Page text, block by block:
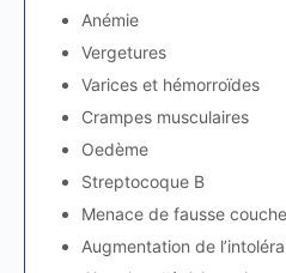
Anémie
Vergetures
Varices et hémorroïdes
Crampes musculaires
Oedème
Streptocoque B
Menace de fausse couche
Augmentation de